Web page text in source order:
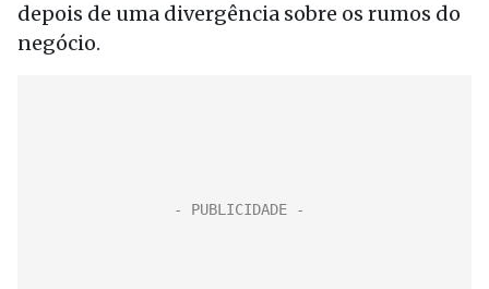
depois de uma divergência sobre os rumos do
negócio.